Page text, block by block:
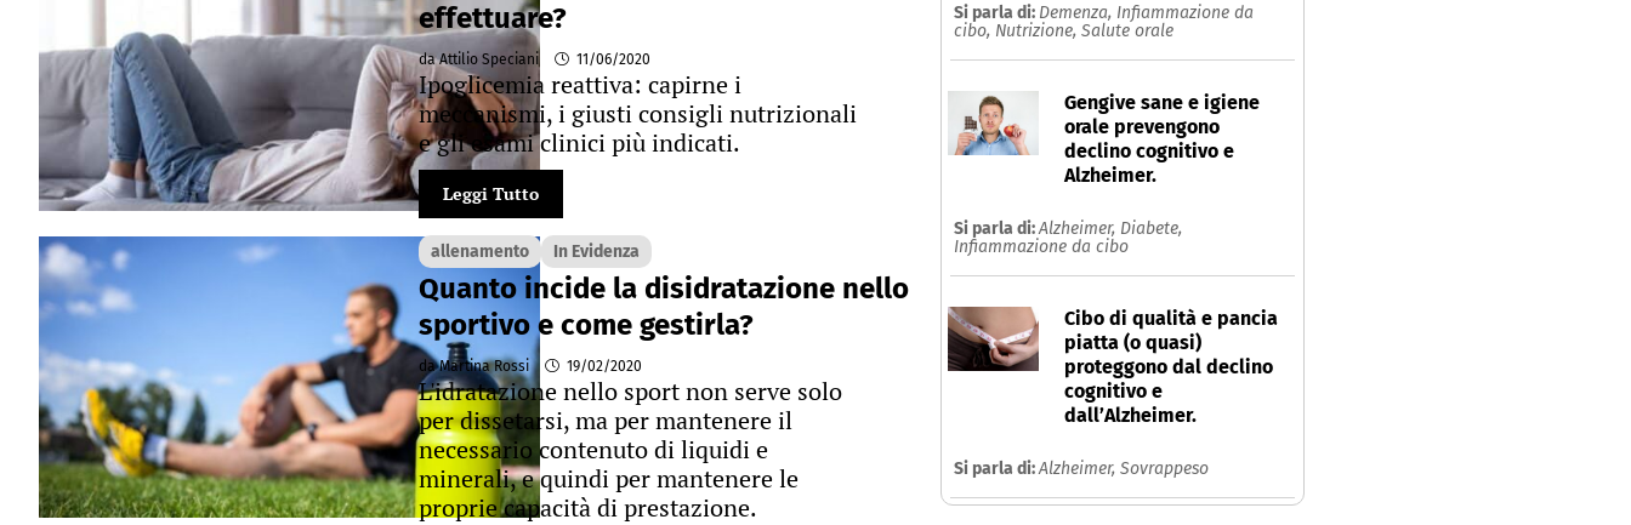
effettuare?
da Attilio Speciani 11/06/2020
Ipoglicemia reattiva: capirne i
meccanismi, i giusti consigli nutrizionali
e gli esami clinici più indicati.
Leggi Tutto
allenamento In Evidenza
Quanto incide la disidratazione nello
sportivo e come gestirla?
da Martina Rossi 19/02/2020
L'idratazione nello sport non serve solo
per dissetarsi, ma per mantenere il
necessario contenuto di liquidi e
minerali, e quindi per mantenere le
proprie capacità di prestazione.
Si parla di: Demenza, Infiammazione da
cibo, Nutrizione, Salute orale
Gengive sane e igiene
orale prevengono
declino cognitivo e
Alzheimer.
Si parla di:Alzheimer, Diabete,
Infiammazione da cibo
Cibo di qualità e pancia
piatta (o quasi)
proteggono dal declino
cognitivo e
dall’Alzheimer.
Si parla di:Alzheimer, Sovrappeso